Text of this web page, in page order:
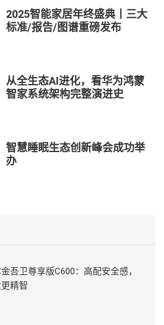
2025智能家居年终盛典丨三大
标准/报告/图谱重磅发布
从全生态AI进化，看华为鸿蒙
智家系统架构完整演进史
智慧睡眠生态创新峰会成功举
办
吾卫尊享版C600：高配安全感，
精智